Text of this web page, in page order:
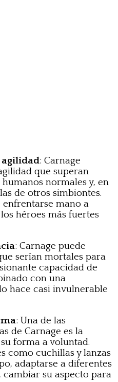
agilidad: Carnage
que superan
normales y, en
de otros simbiontes.
mano a
héroes más fuertes
: Carnage puede
serían mortales para
capacidad de
con una
hace casi invulnerable
: Una de las
de Carnage es la
forma a voluntad.
como cuchillas y lanzas
adaptarse a diferentes
cambiar su aspecto para